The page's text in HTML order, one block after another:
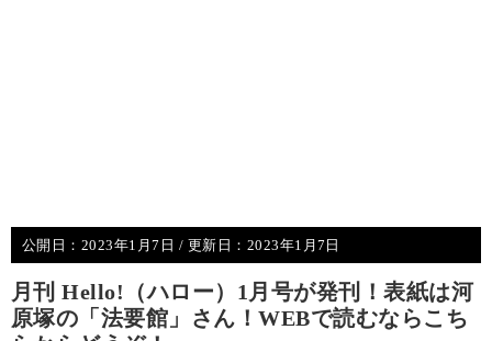
公開日： 2023年1月7日 / 更新日： 2023年1月7日
月刊 Hello!（ハロー）1月号が発刊！表紙は河
原塚の「法要館」さん！WEBで読むならこち